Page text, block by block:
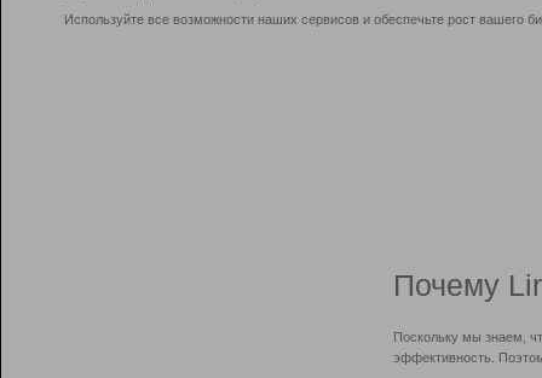
Используйте все возможности наших сервисов и обеспечьте рост вашего
Почему
Поскольку мы знаем,
эффективность.